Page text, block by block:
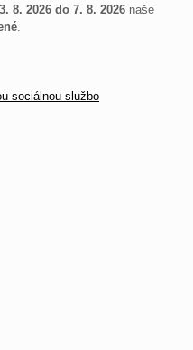
8. 2026 do 7. 8. 2026 naše
sociálnou službo